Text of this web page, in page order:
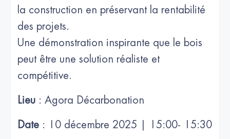
la construction en préservant la rentabilité
des projets.
Une démonstration inspirante que le bois
peut être une solution réaliste et
compétitive.
Lieu : Agora Décarbonation
Date : 10 décembre 2025 | 15:00- 15:30